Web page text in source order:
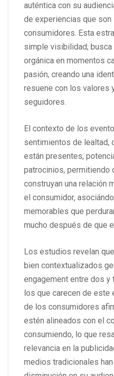
auténtica con su
de experiencias que
consumidores. Esta
simple visibilidad;
orgánica en momentos
pasión, creando una
resuene con los valores
seguidores.
El contexto de los
sentimientos de lealtad,
están presentes,
patrocinios, permitiendo
construyan una relación
el consumidor,
memorables que
mucho después de que
Los estudios revelan
bien contextualizados
engagement entre dos
los que carecen de este
de los consumidores
estén alineados con el
consumiendo, lo que
relevancia en la
medios tradicionales